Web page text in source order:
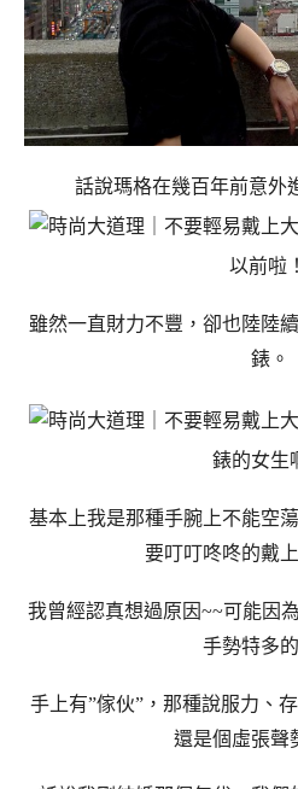
話說瑪格在幾百年前意外
以前啦
雖然一直財力不豐，卻也陸陸
錶。
錶的女生
基本上我是那種手腕上不能空
要叮叮咚咚的戴
我曾經認真想過原因~~可能因
手勢特多的
手上有”傢伙”，那種說服力、
還是個虛張聲